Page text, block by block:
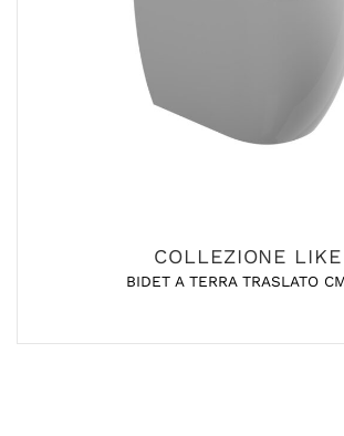
COLLEZIONE LIKE
BIDET A TERRA TRASLATO